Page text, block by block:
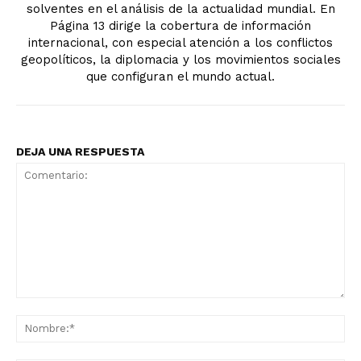
solventes en el análisis de la actualidad mundial. En
Página 13 dirige la cobertura de información
internacional, con especial atención a los conflictos
geopolíticos, la diplomacia y los movimientos sociales
que configuran el mundo actual.
DEJA UNA RESPUESTA